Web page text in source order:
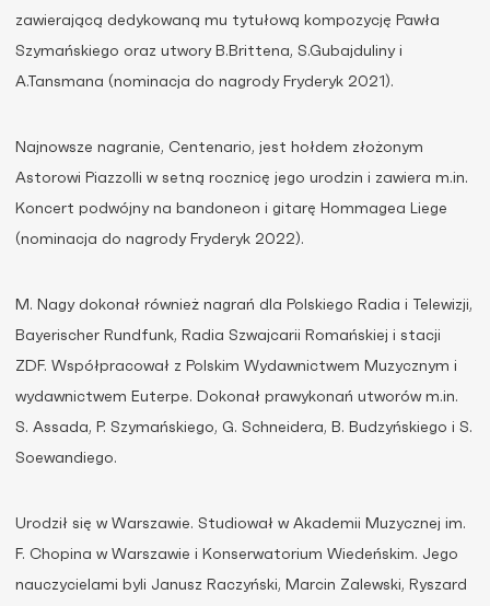
zawierającą dedykowaną mu tytułową kompozycję Pawła
Szymańskiego oraz utwory B.Brittena, S.Gubajduliny i
A.Tansmana (nominacja do nagrody Fryderyk 2021).
Najnowsze nagranie, Centenario, jest hołdem złożonym
Astorowi Piazzolli w setną rocznicę jego urodzin i zawiera m.in.
Koncert podwójny na bandoneon i gitarę Hommagea Liege
(nominacja do nagrody Fryderyk 2022).
M. Nagy dokonał również nagrań dla Polskiego Radia i Telewizji,
Bayerischer Rundfunk, Radia Szwajcarii Romańskiej i stacji
ZDF. Współpracował z Polskim Wydawnictwem Muzycznym i
wydawnictwem Euterpe. Dokonał prawykonań utworów m.in.
S. Assada, P. Szymańskiego, G. Schneidera, B. Budzyńskiego i S.
Soewandiego.
Urodził się w Warszawie. Studiował w Akademii Muzycznej im.
F. Chopina w Warszawie i Konserwatorium Wiedeńskim. Jego
nauczycielami byli Janusz Raczyński, Marcin Zalewski, Ryszard